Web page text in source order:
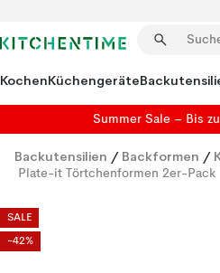
KochenKüchengeräte
Summer Sale – Bis
Backutensilien / Backformen /
Plate-it Törtchenformen 2er-Pack
SALE
-42%